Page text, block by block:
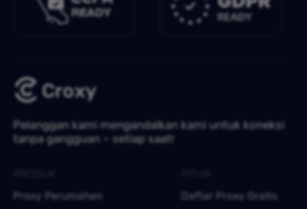
Pelanggan kami mengandalkan kami untuk koneksi
tanpa gangguan – setiap saat!
Proxy Perumahan
Daftar Proxy Gratis